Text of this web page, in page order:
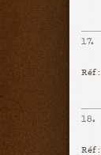
17.
Réf :
18.
Réf :